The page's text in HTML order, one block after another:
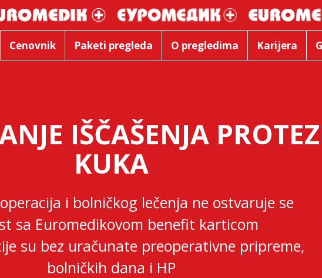
Cenovnik Paketi pregleda O pregledima Karijera
IŠČAŠENJA
KUKA
i bolničkog lečenja ne ostvaruje se
sa Euromedikovom benefit karticom
su bez uračunate preoperativne pripreme,
bolničkih dana i HP